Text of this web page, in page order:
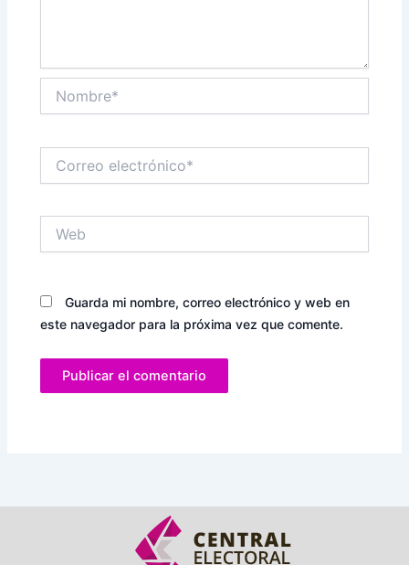
electrónico*
Guarda mi nombre, correo electrónico y web en
este navegador para la próxima vez que comente.